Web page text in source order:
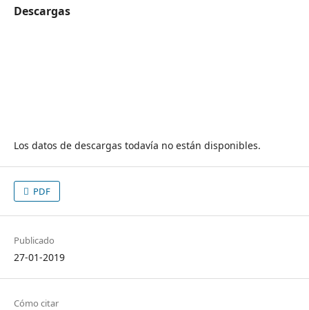
Descargas
Los datos de descargas todavía no están disponibles.
PDF
Publicado
27-01-2019
Cómo citar